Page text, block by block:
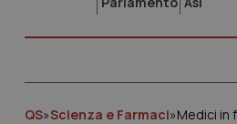
QS»Scienza e Farmaci»Medici in